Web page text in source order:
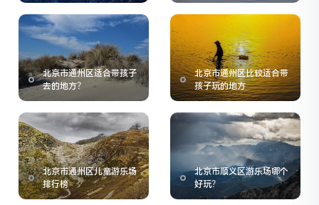
北京市通州区适合带孩子
去的地方？
北京市通州区比较适合带
孩子玩的地方
北京市通州区儿童游乐场
排行榜
北京市顺义区游乐场哪个
好玩？